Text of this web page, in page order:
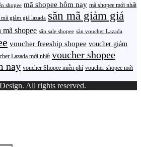
shopee mã shopee hôm nay mã shopee mới nhất
mã giảm giá lazada săn mã giảm giá
mã shopee săn sale shopee săn voucher Lazada
voucher freeship shopee voucher giảm
Lazada mới nhất voucher shopee
nay voucher Shopee miễn phí voucher shopee mới
All rights reserved.